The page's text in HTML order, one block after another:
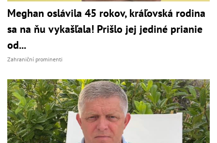
Meghan oslávila 45 rokov, kráľovská rodina
sa na ňu vykašľala! Prišlo jej jediné prianie
od...
Zahraniční prominenti